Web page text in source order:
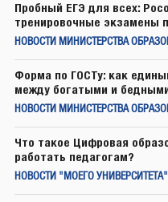
Пробный ЕГЭ для всех:
тренировочные экзамены
НОВОСТИ МИНИСТЕРСТВА
Форма по ГОСТу: как
между богатыми и
НОВОСТИ МИНИСТЕРСТВА
Что такое Цифровая
работать педагогам?
НОВОСТИ "МОЕГО УНИВЕРСИТЕТА"